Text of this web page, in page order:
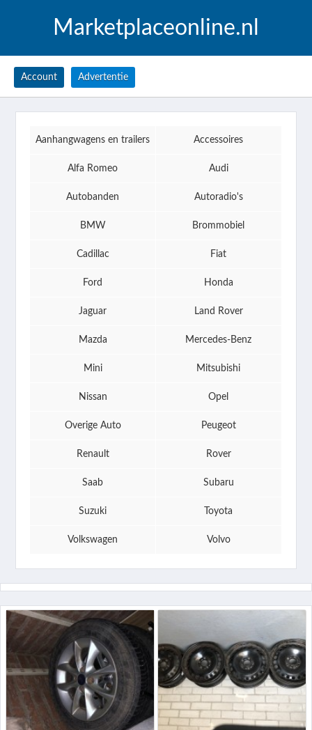
Marketplaceonline.nl
Account Advertentie
Aanhangwagens en trailers Accessoires
Alfa Romeo Audi
Autobanden Autoradio's
BMW Brommobiel
Cadillac Fiat
Ford Honda
Jaguar Land Rover
Mazda Mercedes-Benz
Mini Mitsubishi
Nissan Opel
Overige Auto Peugeot
Renault Rover
Saab Subaru
Suzuki Toyota
Volkswagen Volvo